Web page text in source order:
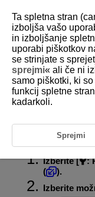
D388-224
Varčevanje z
Nastavite lahko čas, ko
Izberite [ :
(
).
Izberite
Ta spletna stran
izboljša vašo
in izboljšanje
uporabi piškotkov
se strinjate s
sprejmi« ali če ni
samo piškotki, ki
funkcij spletne
kadarkoli.
Sprejmi